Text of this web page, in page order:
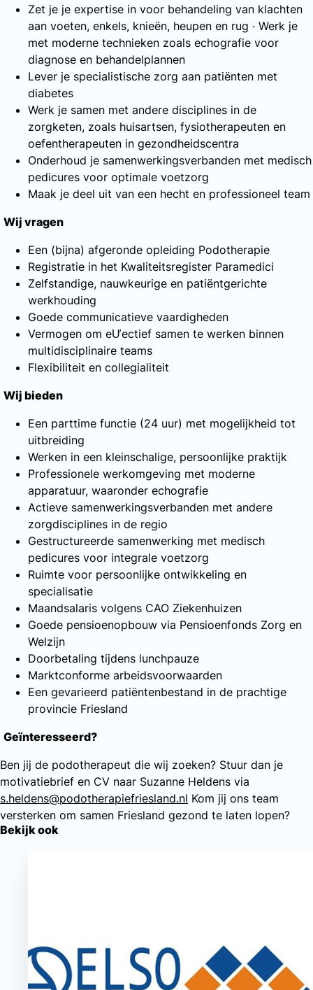
Zet je je expertise in voor behandeling van klachten
aan voeten, enkels, knieën, heupen en rug · Werk je
met moderne technieken zoals echografie voor
diagnose en behandelplannen
Lever je specialistische zorg aan patiënten met
diabetes
Werk je samen met andere disciplines in de
zorgketen, zoals huisartsen, fysiotherapeuten en
oefentherapeuten in gezondheidscentra
Onderhoud je samenwerkingsverbanden met medisch
pedicures voor optimale voetzorg
Maak je deel uit van een hecht en professioneel team
Wij vragen
Een (bijna) afgeronde opleiding Podotherapie
Registratie in het Kwaliteitsregister Paramedici
Zelfstandige, nauwkeurige en patiëntgerichte
werkhouding
Goede communicatieve vaardigheden
Vermogen om eƯectief samen te werken binnen
multidisciplinaire teams
Flexibiliteit en collegialiteit
Wij bieden
Een parttime functie (24 uur) met mogelijkheid tot
uitbreiding
Werken in een kleinschalige, persoonlijke praktijk
Professionele werkomgeving met moderne
apparatuur, waaronder echografie
Actieve samenwerkingsverbanden met andere
zorgdisciplines in de regio
Gestructureerde samenwerking met medisch
pedicures voor integrale voetzorg
Ruimte voor persoonlijke ontwikkeling en
specialisatie
Maandsalaris volgens CAO Ziekenhuizen
Goede pensioenopbouw via Pensioenfonds Zorg en
Welzijn
Doorbetaling tijdens lunchpauze
Marktconforme arbeidsvoorwaarden
Een gevarieerd patiëntenbestand in de prachtige
provincie Friesland
Geïnteresseerd?
Ben jij de podotherapeut die wij zoeken? Stuur dan je
motivatiebrief en CV naar Suzanne Heldens via
s.heldens@podotherapiefriesland.nl Kom jij ons team
versterken om samen Friesland gezond te laten lopen?
Bekijk ook